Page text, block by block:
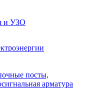
и УЗО
посты,
арматура